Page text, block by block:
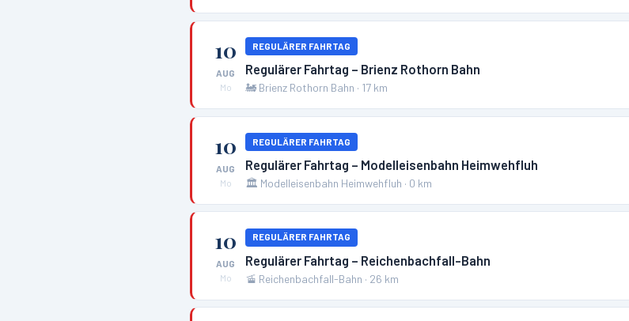
10
AUG
Mo
REGULÄRER FAHRTAG
Regulärer Fahrtag – Brienz Rothorn Bahn
🚂 Brienz Rothorn Bahn · 17 km
10
AUG
Mo
REGULÄRER FAHRTAG
Regulärer Fahrtag – Modelleisenbahn Heimwehfluh
🏛️ Modelleisenbahn Heimwehfluh · 0 km
10
AUG
Mo
REGULÄRER FAHRTAG
Regulärer Fahrtag – Reichenbachfall-Bahn
🚡 Reichenbachfall-Bahn · 26 km